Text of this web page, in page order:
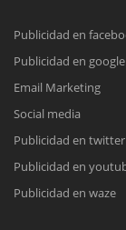
Nuestros
Complete el
para
Publicidad en
Publicidad en google
Email Marketing
Social media
Publicidad en twitter
Publicidad en
Publicidad en waze